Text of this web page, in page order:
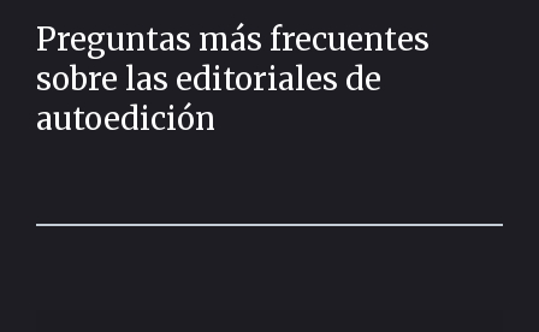
Preguntas más frecuentes
sobre las editoriales de
autoedición